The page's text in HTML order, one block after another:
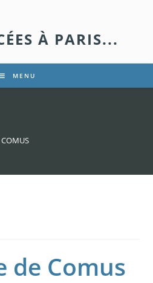
À PARIS...
MENU
COMUS
de Comus